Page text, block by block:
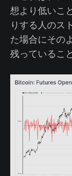
想より低いこ
りする人のス
た場合にその
残っているこ